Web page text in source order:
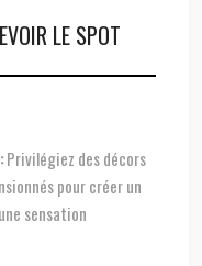
LE SPOT
Privilégiez des décors
pour créer un
sensation